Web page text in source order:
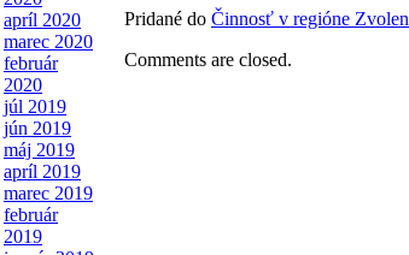
apríl 2020
marec 2020
február
2020
júl 2019
jún 2019
máj 2019
apríl 2019
marec 2019
február
2019
Pridané do Činnosť v regióne Zvolen
Comments are closed.